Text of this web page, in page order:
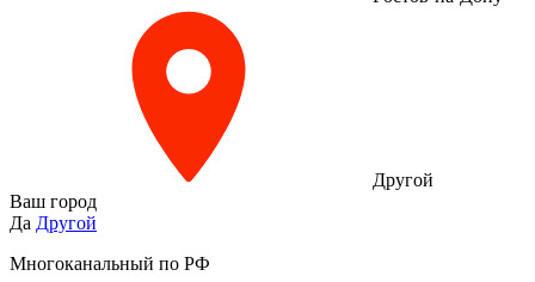
Другой
Ваш город
Да Другой
Многоканальный по РФ